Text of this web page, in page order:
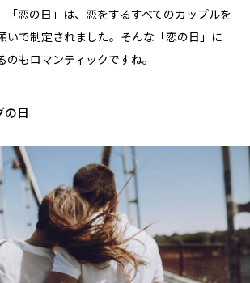
「恋の日」は、恋をするすべてのカップルを
いで制定されました。そんな「恋の日」に
のもロマンティックですね。
の日